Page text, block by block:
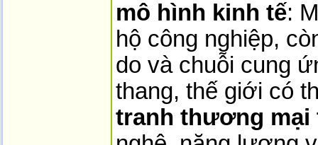
mô hình kinh tế:
hộ công nghiệp,
do và chuỗi cung
thang, thế giới có
tranh thương mại